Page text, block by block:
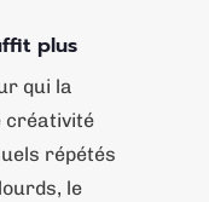
plus
qui la
créativité
répétés
le